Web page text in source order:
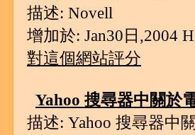
描述: Novell
增加於: Jan30日,2004
對這個網站評分
Yahoo 搜尋器中關於
描述: Yahoo 搜尋器中